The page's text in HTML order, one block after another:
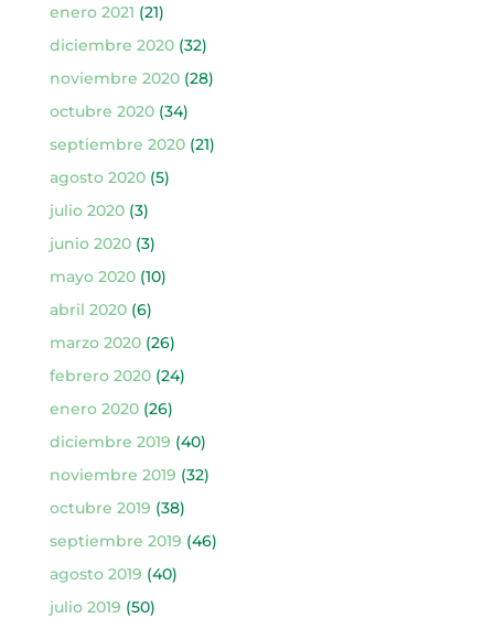
enero 2021 (21)
diciembre 2020(32)
noviembre 2020(28)
octubre 2020(34)
septiembre 2020(21)
agosto 2020(5)
julio 2020(3)
junio 2020(3)
mayo 2020(10)
abril 2020(6)
marzo 2020(26)
febrero 2020(24)
enero 2020(26)
diciembre 2019 (40)
noviembre 2019 (32)
octubre 2019 (38)
septiembre 2019 (46)
agosto 2019 (40)
julio 2019 (50)